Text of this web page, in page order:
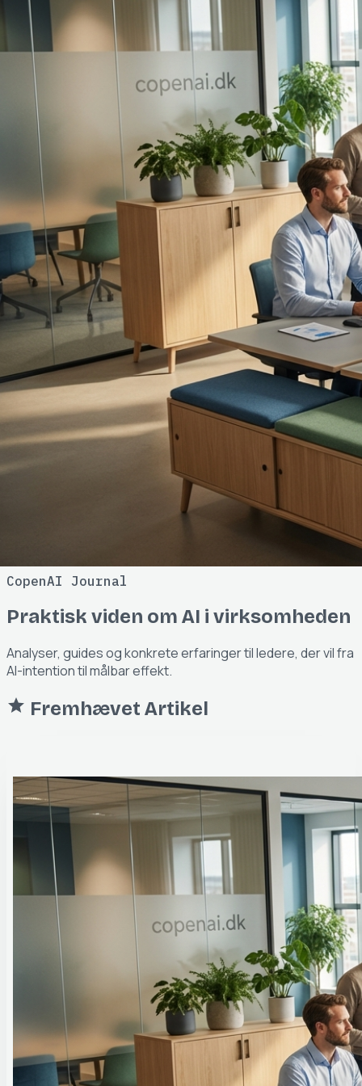
CopenAI Journal
Praktisk viden om AI i virksomheden
Analyser, guides og konkrete erfaringer til ledere, der vil fra
AI-intention til målbar effekt.
star Fremhævet Artikel